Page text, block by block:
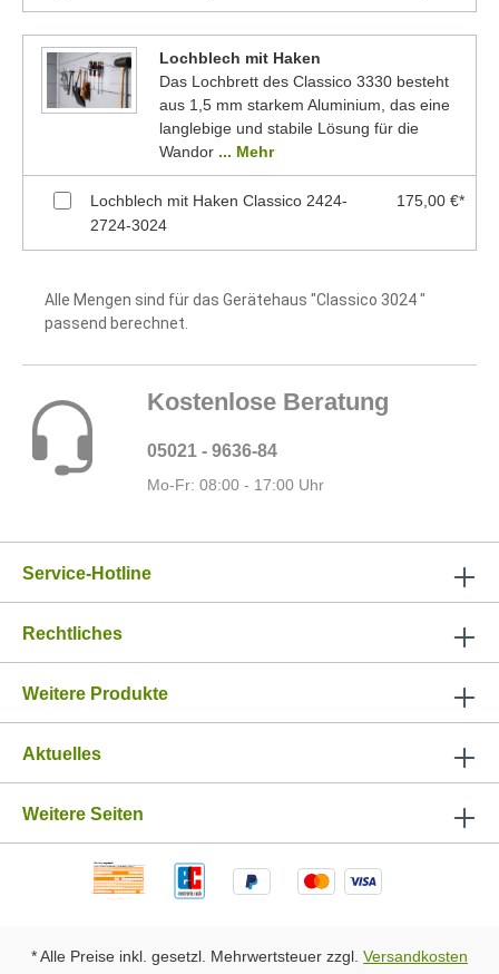
Lochblech mit Haken
Das Lochbrett des Classico 3330 besteht
aus 1,5 mm starkem Aluminium, das eine
langlebige und stabile Lösung für die
Wandor ... Mehr
Lochblech mit Haken Classico 2424-
2724-3024
175,00 €*
Alle Mengen sind für das Gerätehaus "Classico 3024 "
passend berechnet.
Kostenlose Beratung
05021 - 9636-84
Mo-Fr: 08:00 - 17:00 Uhr
Service-Hotline
Rechtliches
Weitere Produkte
Aktuelles
Weitere Seiten
* Alle Preise inkl. gesetzl. Mehrwertsteuer zzgl. Versandkosten